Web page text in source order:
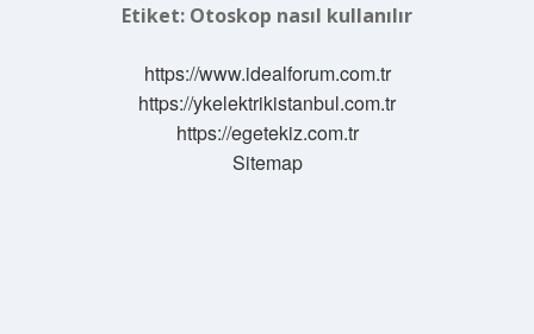
Etiket: Otoskop nasıl kullanılır
https://www.idealforum.com.tr
https://ykelektrikistanbul.com.tr
https://egetekiz.com.tr
Sitemap